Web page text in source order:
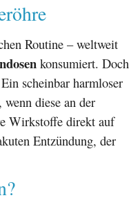
Routine – weltweit
konsumiert. Doch
scheinbar harmloser
diese an der
Wirkstoffe direkt auf
Entzündung, der